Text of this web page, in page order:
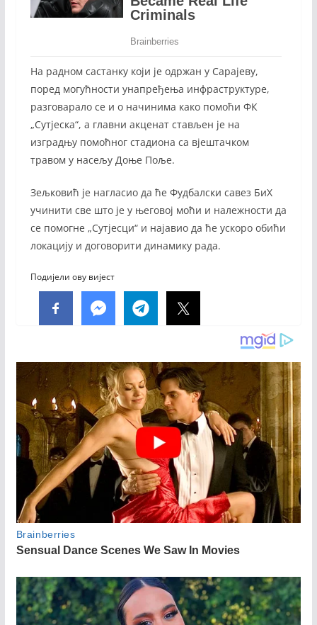
На радном састанку који је одржан у Сарајеву,
поред могућности унапређења инфраструктуре,
разговарало се и о начинима како помоћи ФК
„Сутјеска“, а главни акценат стављен је на
изградњу помоћног стадиона са вјештачком
травом у насељу Доње Поље.
Зељковић је нагласио да ће Фудбалски савез БиХ
учинити све што је у његовој моћи и належности да
се помогне „Сутјесци“ и најавио да ће ускоро обићи
локацију и договорити динамику рада.
Подијели ову вијест